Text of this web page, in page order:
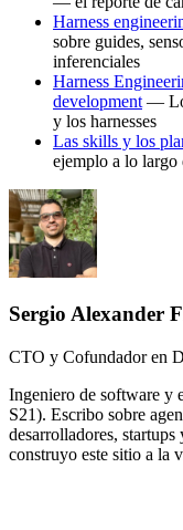
Harness
sobre guides,
inferenciales
Harness
development —
y los harnesses
Las skills y los
ejemplo a lo largo
Sergio Alexander
CTO y Cofundador en
Ingeniero de software y
S21). Escribo sobre
desarrolladores,
construyo este sitio a la